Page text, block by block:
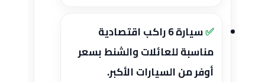
سيارة 6 راكب اقتصادية
مناسبة للعائلات والشنط بسعر
أوفر من السيارات الأكبر.